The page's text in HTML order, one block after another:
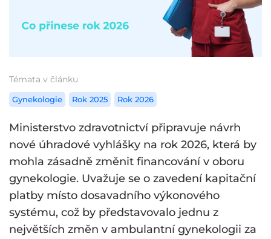
Témata v článku
Gynekologie Rok 2025 Rok 2026
Ministerstvo zdravotnictví připravuje návrh
nové úhradové vyhlášky na rok 2026, která by
mohla zásadně změnit financování v oboru
gynekologie. Uvažuje se o zavedení kapitační
platby místo dosavadního výkonového
systému, což by představovalo jednu z
největších změn v ambulantní gynekologii za